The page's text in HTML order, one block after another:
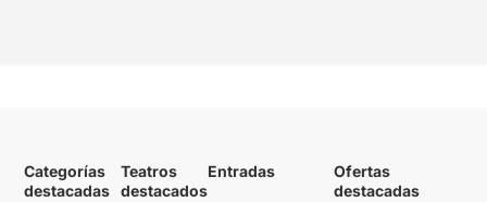
Categorías
destacadas
Teatros
destacados
Entradas
Ofertas
destacadas